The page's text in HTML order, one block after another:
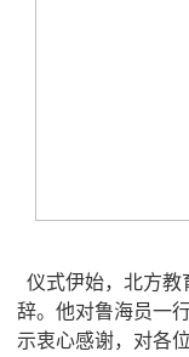
仪式伊始，北方教
辞。他对鲁海员一
示衷心感谢，对各